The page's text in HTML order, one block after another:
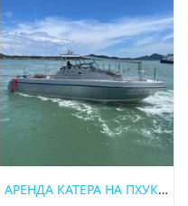
АРЕНДА КАТЕРА НА ПХУКЕТЕ SRISUWAN 37 ФУТОВ